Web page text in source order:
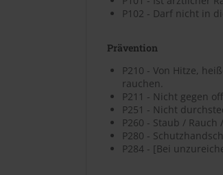
P102 - Darf nicht in
Prävention
P210 - Von Hitze,
rauchen.
P211 - Nicht gegen
P251 - Nicht
P260 - Staub /
P280 -
P284 - [Bei